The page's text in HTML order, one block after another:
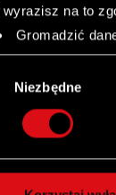
wyrazisz na to
Gromadzić
Identyfikować
się więcej
. W
pliki
Niezbędne